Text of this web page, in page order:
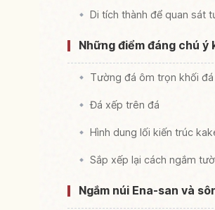
Di tích thành để quan sát
Những điểm đáng chú
Tường đá ôm trọn khối
Đá xếp trên đá
Hình dung lối kiến trúc
Sắp xếp lại cách ngắm
Ngắm núi Ena-san và